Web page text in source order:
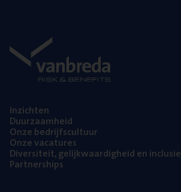
Inzich­ten
Duur­zaam­heid
Onze bedrijfs­cul­tuur
Onze vaca­tu­res
Diver­si­teit, gelijk­waar­dig­heid en inclusie
Part­ner­ships